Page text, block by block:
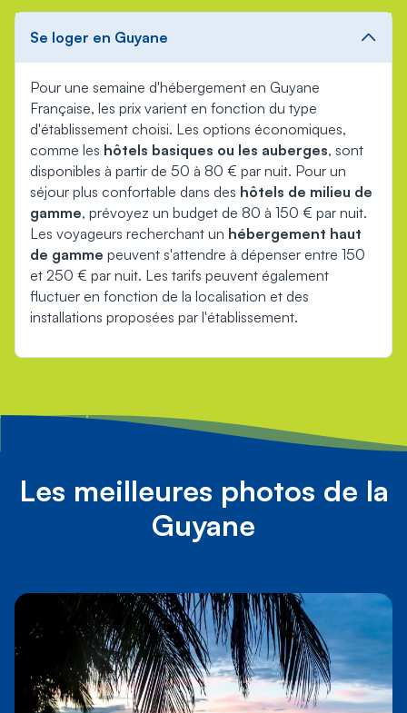
Se loger en Guyane
Pour une semaine d'hébergement en Guyane
Française, les prix varient en fonction du type
d'établissement choisi. Les options économiques,
comme les hôtels basiques ou les auberges, sont
disponibles à partir de 50 à 80 € par nuit. Pour un
séjour plus confortable dans des hôtels de milieu de
gamme, prévoyez un budget de 80 à 150 € par nuit.
Les voyageurs recherchant un hébergement haut
de gamme peuvent s'attendre à dépenser entre 150
et 250 € par nuit. Les tarifs peuvent également
fluctuer en fonction de la localisation et des
installations proposées par l'établissement.
Les meilleures photos de la
Guyane